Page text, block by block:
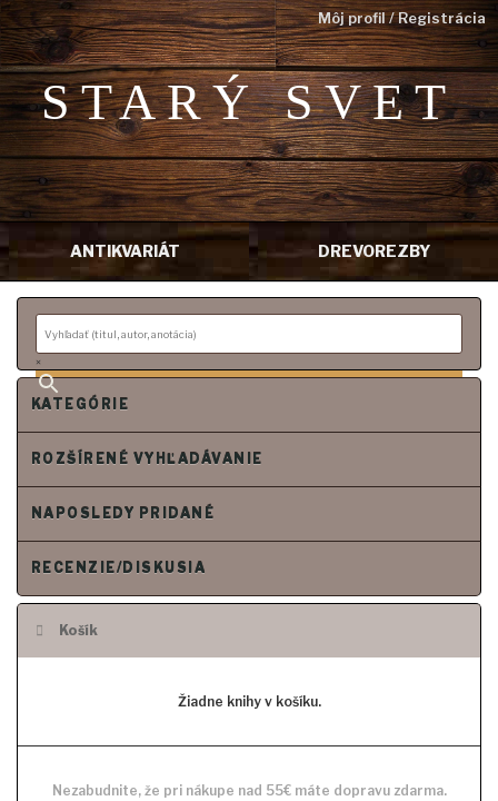
Môj profil / Registrácia
STARÝ SVET
ANTIKVARIÁT DREVOREZBY
r
ť
h
×
KATEGÓRIE
ROZŠÍRENÉ VYHĽADÁVANIE
NAPOSLEDY PRIDANÉ
RECENZIE/DISKUSIA
Košík
Žiadne knihy v košíku.
Nezabudnite, že pri nákupe nad 55€ máte dopravu zdarma.